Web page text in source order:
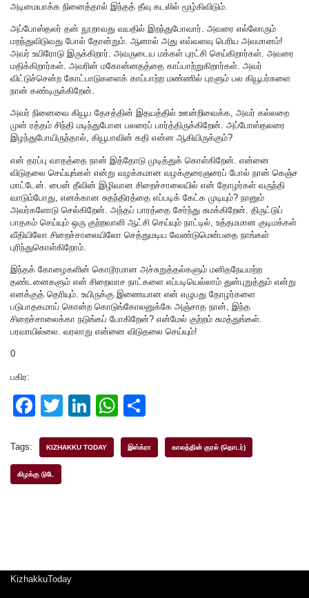
அடிமையாக்க நினைத்தால் இந்தத் தீவு கடலில் மூழ்கிவிடும்.
அப்போஸ்தலர் தன் நூறாவது வயதில் இறந்துபோவார். அவரை எல்லோரும்
மறந்துவிடுவது போல் தோன்றும். ஆனால் அது எவ்வளவு பெரிய அவமானம்!
அவர் உயிரோடு இருக்கிறார். அவருடைய மக்கள் புரட்சி செய்கிறார்கள். அவரை
மதிக்கிறார்கள். அவரின் மகோன்னதத்தை காப்பாற்றுகிறார்கள். அவர்
விட்டுச்சென்ற கோட்பாடுகளைக் காப்பாற்ற மண்ணில் புரளும் பல கியூபர்களை
நான் கண்டிருக்கிறேன்.
அவர் நினைவை கியூப தேசத்தின் இதயத்தில் ஊன்றிவைக்க, அவர் கல்லறை
முன் ரத்தம் சிந்தி மடிந்துபோன பலரைப் பார்த்திருக்கிறேன். அப்போஸ்தலரை
இழந்துபோயிருந்தால், கியூபாவின் கதி என்ன ஆகியிருக்கும்?
என் தரப்பு வாதத்தை நான் இத்தோடு முடித்துக் கொள்கிறேன். என்னை
விடுதலை செய்யுங்கள் என்று வழக்கமான வழக்குரைஞரைப் போல் நான் கெஞ்ச
மாட்டேன். பைன் தீவின் இழிவான சிறைச்சாலையில் என் தோழர்கள் வருந்தி
வாடும்போது, எனக்கான சுதந்திரத்தை எப்படிக் கேட்க முடியும்? நானும்
அவர்களோடு செல்கிறேன். அந்தப் பாரத்தை சேர்ந்து சுமக்கிறேன். திருட்டுப்
பாதகம் செய்யும் ஒரு குற்றவாளி ஆட்சி செய்யும் நாட்டில், உத்தமமான குடிமக்கள்
வீதியிலோ சிறைச்சாலையிலோ செத்துமடிய வேண்டுமென்பதை நாங்கள்
புரிந்துகொள்கிறோம்.
இந்தக் கோழைகளின் கொடூரமான அச்சுறுத்தல்களும் மனிதநேயமற்ற
தண்டனைகளும் என் சிறைவாச நாட்களை எப்படியெல்லாம் துன்புறுத்தும் என்று
எனக்குத் தெரியும். உயிருக்கு இணையான என் எழுபது தோழர்களை
படுபாதகமாய் கொன்ற கொடுங்கோலனுக்கே அஞ்சாத நான், இந்த
சிறைச்சாலைக்கா நடுங்கப் போகிறேன்? என்மேல் குற்றம் சுமத்துங்கள்.
பரவாயில்லை. வரலாறு என்னை விடுதலை செய்யும்!
0
பகிர:
F
c
e
T
tt
Li
k
W
at ar
Tags: KIZHAKKU TODAY இஸ்க்ரா காலத்தின் குரல் (தொடர்)
கிழக்கு டுடே
KizhakkuToday